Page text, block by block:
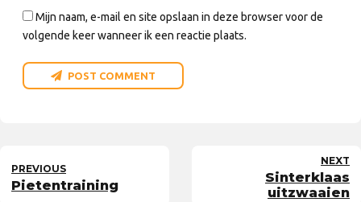
Mijn naam, e-mail en site opslaan in deze browser voor de
volgende keer wanneer ik een reactie plaats.
POST COMMENT
PREVIOUS
Pietentraining
NEXT
Sinterklaas
uitzwaaien